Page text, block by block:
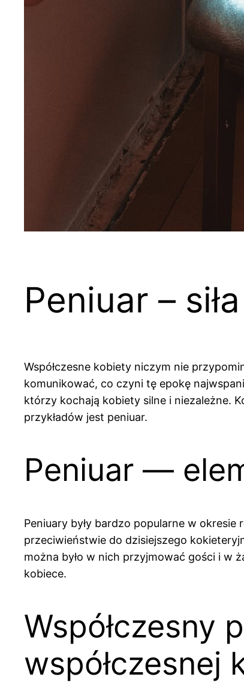
Peniuar –
Współczesne kobiety niczym nie
komunikować, co czyni tę epokę
którzy kochają kobiety silne i niezależne.
przykładów jest peniuar.
Peniuar —
Peniuary były bardzo popularne w
przeciwieństwie do dzisiejszego
można było w nich przyjmować gości i w
kobiece.
Współczesny
współczesnej